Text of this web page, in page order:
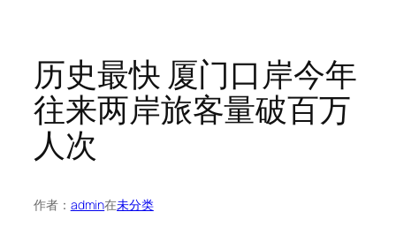
历史最快 厦门口岸今年
往来两岸旅客量破百万
人次
作者： admin在未分类